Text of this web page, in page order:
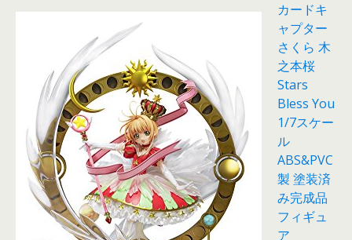
カードキ
ャプター
さくら 木
之本桜
Stars
Bless You
1/7スケー
ル
ABS&PVC
製 塗装済
み完成品
フィギュ
ア